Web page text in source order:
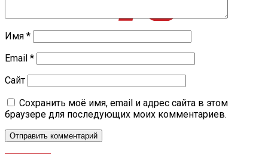
Имя *
Email *
Сайт
Сохранить моё имя, email и адрес сайта в этом
браузере для последующих моих комментариев.